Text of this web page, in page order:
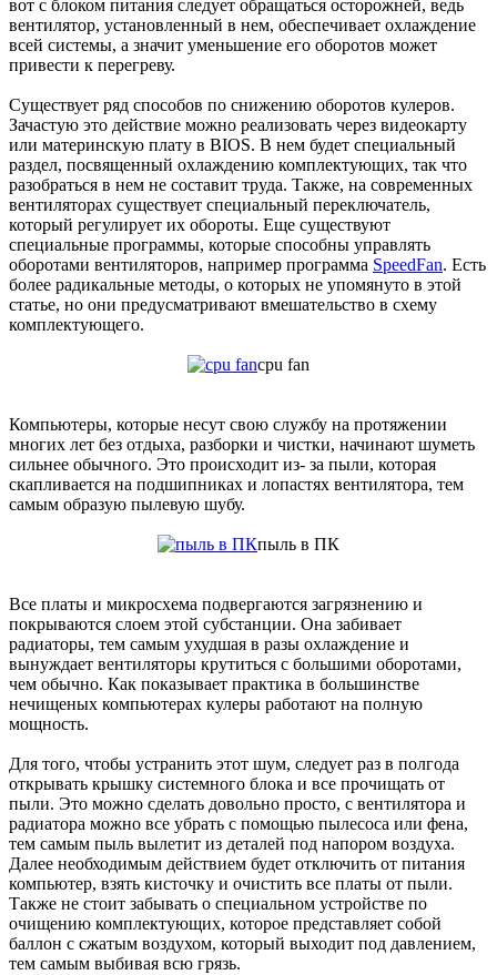
вот с блоком питания следует обращаться осторожней, ведь
вентилятор, установленный в нем, обеспечивает охлаждение
всей системы, а значит уменьшение его оборотов может
привести к перегреву.
Существует ряд способов по снижению оборотов кулеров.
Зачастую это действие можно реализовать через видеокарту
или материнскую плату в BIOS. В нем будет специальный
раздел, посвященный охлаждению комплектующих, так что
разобраться в нем не составит труда. Также, на современных
вентиляторах существует специальный переключатель,
который регулирует их обороты. Еще существуют
специальные программы, которые способны управлять
оборотами вентиляторов, например программа SpeedFan. Есть
более радикальные методы, о которых не упомянуто в этой
статье, но они предусматривают вмешательство в схему
комплектующего.
cpu fan
Компьютеры, которые несут свою службу на протяжении
многих лет без отдыха, разборки и чистки, начинают шуметь
сильнее обычного. Это происходит из- за пыли, которая
скапливается на подшипниках и лопастях вентилятора, тем
самым образую пылевую шубу.
пыль в ПК
Все платы и микросхема подвергаются загрязнению и
покрываются слоем этой субстанции. Она забивает
радиаторы, тем самым ухудшая в разы охлаждение и
вынуждает вентиляторы крутиться с большими оборотами,
чем обычно. Как показывает практика в большинстве
нечищеных компьютерах кулеры работают на полную
мощность.
Для того, чтобы устранить этот шум, следует раз в полгода
открывать крышку системного блока и все прочищать от
пыли. Это можно сделать довольно просто, с вентилятора и
радиатора можно все убрать с помощью пылесоса или фена,
тем самым пыль вылетит из деталей под напором воздуха.
Далее необходимым действием будет отключить от питания
компьютер, взять кисточку и очистить все платы от пыли.
Также не стоит забывать о специальном устройстве по
очищению комплектующих, которое представляет собой
баллон с сжатым воздухом, который выходит под давлением,
тем самым выбивая всю грязь.